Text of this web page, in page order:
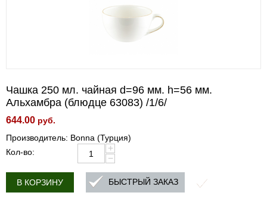
Чашка 250 мл. чайная d=96 мм. h=56 мм.
Альхамбра (блюдце 63083) /1/6/
644.00 руб.
Производитель: Bonna (Турция)
Кол-во:
+
−
В КОРЗИНУ БЫСТРЫЙ ЗАКАЗ